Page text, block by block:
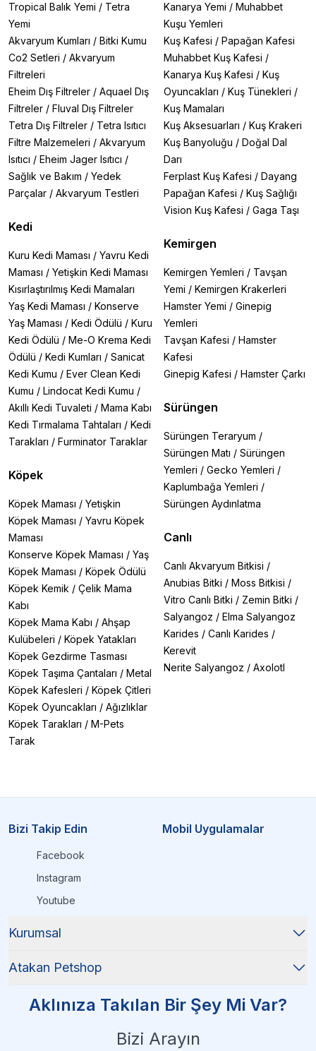
Tropical Balık Yemi / Tetra
Yemi
Akvaryum Kumları / Bitki Kumu
Co2 Setleri / Akvaryum
Filtreleri
Eheim Dış Filtreler / Aquael Dış
Filtreler / Fluval Dış Filtreler
Tetra Dış Filtreler / Tetra Isıtıcı
Filtre Malzemeleri / Akvaryum
Isıtıcı / Eheim Jager Isıtıcı /
Sağlık ve Bakım / Yedek
Parçalar / Akvaryum Testleri
Kedi
Kuru Kedi Maması / Yavru Kedi
Maması / Yetişkin Kedi Maması
Kısırlaştırılmış Kedi Mamaları
Yaş Kedi Maması / Konserve
Yaş Maması / Kedi Ödülü / Kuru
Kedi Ödülü / Me-O Krema Kedi
Ödülü / Kedi Kumları / Sanicat
Kedi Kumu / Ever Clean Kedi
Kumu / Lindocat Kedi Kumu /
Akıllı Kedi Tuvaleti / Mama Kabı
Kedi Tırmalama Tahtaları / Kedi
Tarakları / Furminator Taraklar
Köpek
Köpek Maması / Yetişkin
Köpek Maması / Yavru Köpek
Maması
Konserve Köpek Maması / Yaş
Köpek Maması / Köpek Ödülü
Köpek Kemik / Çelik Mama
Kabı
Köpek Mama Kabı / Ahşap
Kulübeleri / Köpek Yatakları
Köpek Gezdirme Tasması
Köpek Taşıma Çantaları / Metal
Köpek Kafesleri / Köpek Çitleri
Köpek Oyuncakları / Ağızlıklar
Köpek Tarakları / M-Pets
Tarak
Kanarya Yemi / Muhabbet
Kuşu Yemleri
Kuş Kafesi / Papağan Kafesi
Muhabbet Kuş Kafesi /
Kanarya Kuş Kafesi / Kuş
Oyuncakları / Kuş Tünekleri /
Kuş Mamaları
Kuş Aksesuarları / Kuş Krakeri
Kuş Banyoluğu / Doğal Dal
Darı
Ferplast Kuş Kafesi / Dayang
Papağan Kafesi / Kuş Sağlığı
Vision Kuş Kafesi / Gaga Taşı
Kemirgen
Kemirgen Yemleri / Tavşan
Yemi / Kemirgen Krakerleri
Hamster Yemi / Ginepig
Yemleri
Tavşan Kafesi / Hamster
Kafesi
Ginepig Kafesi / Hamster Çarkı
Sürüngen
Sürüngen Teraryum /
Sürüngen Matı / Sürüngen
Yemleri / Gecko Yemleri /
Kaplumbağa Yemleri /
Sürüngen Aydınlatma
Canlı
Canlı Akvaryum Bitkisi /
Anubias Bitki / Moss Bitkisi /
Vitro Canlı Bitki / Zemin Bitki /
Salyangoz / Elma Salyangoz
Karides / Canlı Karides /
Kerevit
Nerite Salyangoz / Axolotl
Bizi Takip Edin
Facebook
Instagram
Youtube
Mobil Uygulamalar
Kurumsal
Atakan Petshop
Aklınıza Takılan Bir Şey Mi Var?
Bizi Arayın